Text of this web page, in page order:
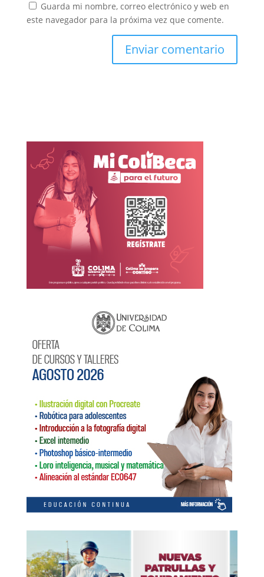
Guarda mi nombre, correo electrónico y web en
este navegador para la próxima vez que comente.